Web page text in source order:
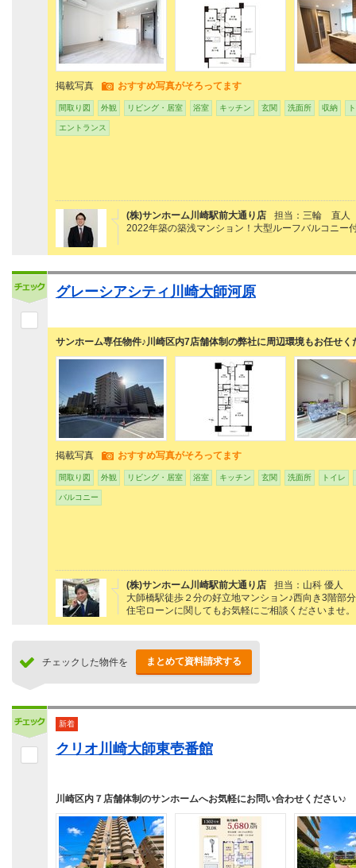
掲載写真 おすすめ写真がそろってます
間取り図 外観 リビング・居室 浴室 キッチン 玄関 洗面所 収納
エントランス
(株)サンホーム川崎駅前大通り店
担当：三輪 直人
2022年築の築浅マンション！大型ルーフバルコニー
グレーシアシティ川崎大師河原
サンホーム専任物件♪川崎区内7店舗体制の弊社に周辺環境もお任せく
掲載写真 おすすめ写真がそろってます
間取り図 外観 リビング・居室 浴室 キッチン 玄関 洗面所 トイレ
バルコニー
(株)サンホーム川崎駅前大通り店
担当：山科 優人
大師橋駅徒歩２分の好立地マンション♪西向き3階部
住宅ローンに関してもお気軽にご相談くださいませ。
チェックした物件を まとめて資料請求する
新着
クリオ川崎大師東壱番館
川崎区内７店舗体制のサンホームへお気軽にお問い合わせください♪